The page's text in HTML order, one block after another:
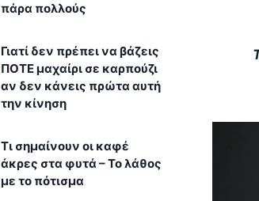
πάρα πολλούς
Γιατί δεν πρέπει να βάζεις
ΠΟΤΕ μαχαίρι σε καρπούζι
αν δεν κάνεις πρώτα αυτή
την κίνηση
Τι σημαίνουν οι καφέ
άκρες στα φυτά – Το λάθος
με το πότισμα